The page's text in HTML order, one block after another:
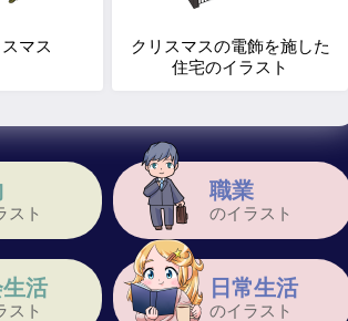
スト
職業
のイラスト
活
スト
日常生活
のイラスト
マス
クリスマスの電飾を施した
住宅のイラスト